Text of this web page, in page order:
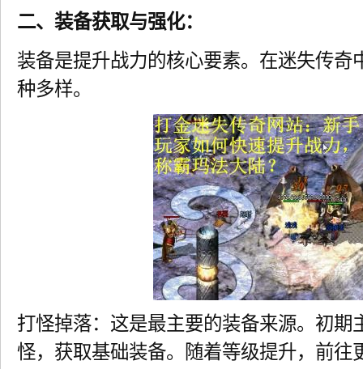
二、装备获取与强化：
装备是提升战力的核心要素。在迷失传奇
种多样。
打怪掉落：这是最主要的装备来源。初期
怪，获取基础装备。随着等级提升，前往